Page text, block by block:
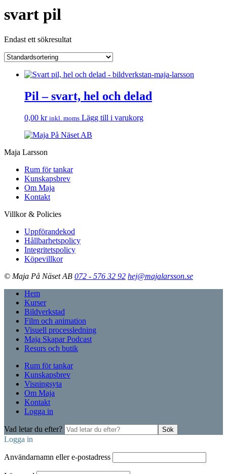
svart pil
Endast ett sökresultat
Pil – svart, hel och delad
0,00 kr inkl. moms Lägg till i varukorg
Maja Larsson
Rum för tankar
Kunskapsbrev
Om Maja
Kontakt
Villkor & Policies
Uppförandekod
Hållbarhetspolicy
Integritetspolicy
Köpevillkor
© Maja På Näset AB 072 - 576 32 92 hej@majalarsson.se
Hem
Kurser
Bildverkstad
Film och animation
Visuell processledning
Maja Skapar Podcast
Resurs och butik
Rum för tankar
Kunskapsbrev
Visningsyta
Om Maja
Kontakt
Logga in
Vad letar du efter? Sök
Logga in
Användarnamn eller e-postadress